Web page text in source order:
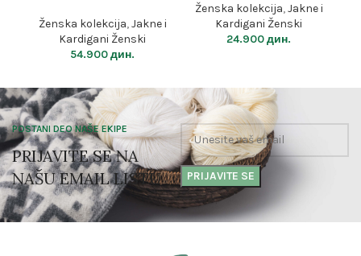
Ženska kolekcija,Jakne i
Kardigani Ženski
54.900дин.
Ženska kolekcija,Jakne i
Kardigani Ženski
24.900дин.
POSTANI DEO NAŠE EKIPE
PRIJAVITE SE NA
NAŠU EMAIL LISTU